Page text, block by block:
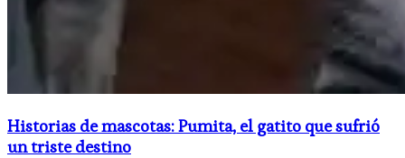
Historias de mascotas: Pumita, el gatito que sufrió
un triste destino